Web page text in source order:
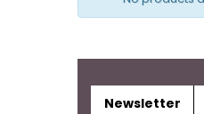
Newsletter